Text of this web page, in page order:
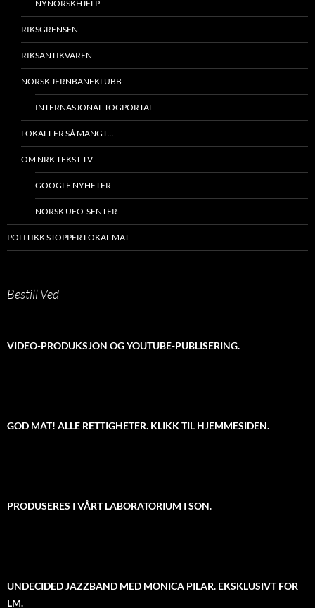
NYNORSKHJELP
RIKSGRENSEN
RIKSANTIKVAREN
NORSK JERNBANEKLUBB
INTERNASJONAL TOGPORTAL
LOKALT ER SÅ MANGT…
OM NRK TEKST-TV
GOOGLE NYHETER
NORSK UFO-SENTER
POLITIKK STOPPER LOKAL MAT
Bestill Ved
VIDEO-PRODUKSJON OG YOUTUBE-PUBLISERING.
GOD MAT! ALLE RETTIGHETER. KLIKK TIL HJEMMESIDEN.
PRODUSERES I VÅRT LABORATORIUM I SON.
UNDECIDED JAZZBAND MED MONICA PILAR. EKSKLUSIVT FOR
LM.